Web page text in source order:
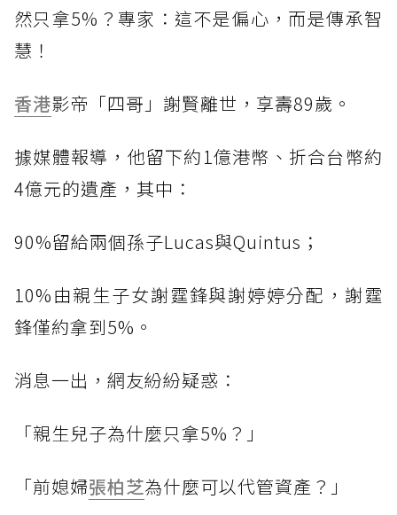
然只拿5%？專家：這不是偏心，而是傳承智
慧！
香港影帝「四哥」謝賢離世，享壽89歲。
據媒體報導，他留下約1億港幣、折合台幣約
4億元的遺產，其中：
90%留給兩個孫子Lucas與Quintus；
10%由親生子女謝霆鋒與謝婷婷分配，謝霆
鋒僅約拿到5%。
消息一出，網友紛紛疑惑：
「親生兒子為什麼只拿5%？」
「前媳婦張柏芝為什麼可以代管資產？」